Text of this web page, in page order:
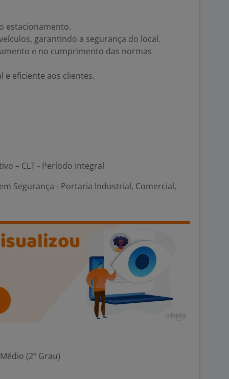
estacionamento.
garantindo a segurança do local.
e no cumprimento das normas
eficiente aos clientes.
– CLT - Período Integral
Segurança - Portaria Industrial, Comercial,
(2º Grau)